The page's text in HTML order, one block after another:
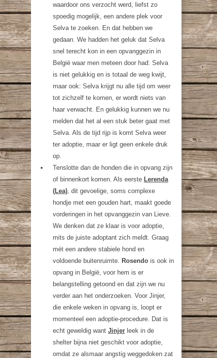
waardoor ons verzocht werd, liefst zo
spoedig mogelijk, een andere plek voor
Selva te zoeken. En dat hebben we
gedaan. We hadden het geluk dat Selva
snel terecht kon in een opvanggezin in
België waar men meteen door had: Selva
is niet gelukkig en is totaal de weg kwijt,
maar ook: Selva krijgt nu alle tijd om weer
tot zichzelf te komen, er wordt niets van
haar verwacht. En gelukkig kunnen we nu
melden dat het al een stuk beter gaat met
Selva. Als de tijd rijp is komt Selva weer
ter adoptie, maar er ligt geen enkele druk
op.
Tenslotte dan de honden die in opvang zijn
of binnenkort komen. Als eerste Lerenda
(Lea), dit gevoelige, soms complexe
hondje met een gouden hart, maakt goede
vorderingen in het opvanggezin van Lieve.
We denken dat ze klaar is voor adoptie,
mits de juiste adoptant zich meldt. Graag
mét een andere stabiele hond en
voldoende buitenruimte. Rosendo is ook in
opvang in België, voor hem is er
belangstelling getoond en dat zijn we nu
verder aan het onderzoeken. Voor Jinjer,
die enkele weken in opvang is, loopt er
momenteel een adoptie-procedure. Dat is
echt geweldig want Jinjer leek in de
shelter bijna niet geschikt voor adoptie,
omdat ze alsmaar angstig weggedoken zat